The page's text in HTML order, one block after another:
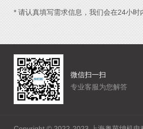
* 请认真填写需求信息，我们会在24小时
微信扫一扫
专业客服为您解答